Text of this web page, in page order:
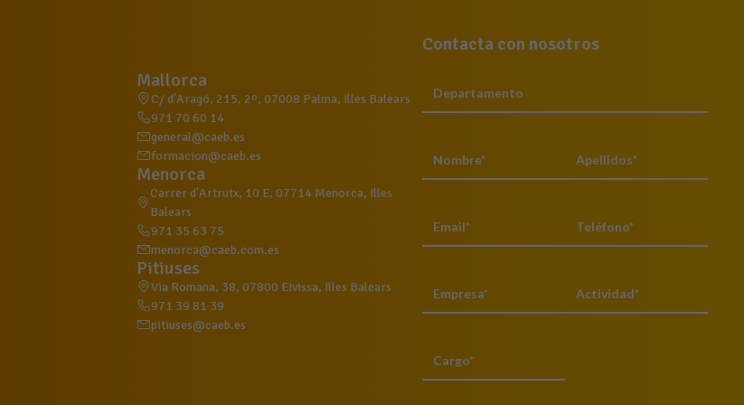
Mallorca
C/ d'Aragó, 215, 2º, 07008 Palma, Illes Balears
971 70 60 14
general@caeb.es
formacion@caeb.es
Menorca
Carrer d'Artrutx, 10 E, 07714 Menorca, Illes
Balears
971 35 63 75
menorca@caeb.com.es
Pitiuses
Via Romana, 38, 07800 Eivissa, Illes Balears
971 39 81 39
pitiuses@caeb.es
Contacta con nosotros